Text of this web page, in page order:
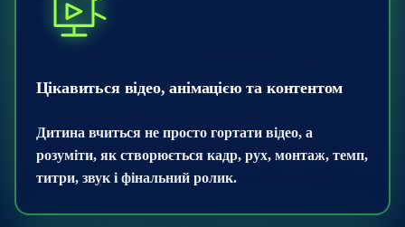
Цікавиться відео, анімацією та контентом
Дитина вчиться не просто гортати відео, а
розуміти, як створюється кадр, рух, монтаж, темп,
титри, звук і фінальний ролик.